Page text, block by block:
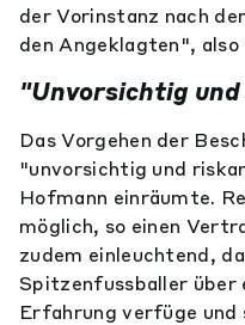
der Vorinstanz nach
den Angeklagten",
"Unvorsichtig
Das Vorgehen der
"unvorsichtig und
Hofmann einräumte.
möglich, so einen
zudem einleuchtend,
Spitzenfussballer über
Erfahrung verfüge und